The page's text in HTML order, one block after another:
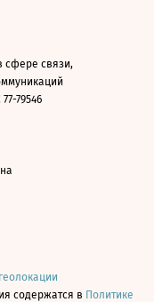
сфере связи,
79546
содержатся в Политике